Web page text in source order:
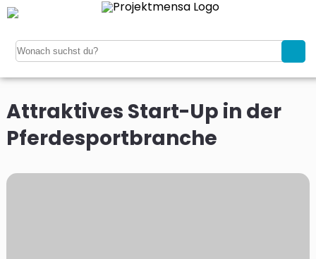
Attraktives Start-Up in der
Pferdesportbranche